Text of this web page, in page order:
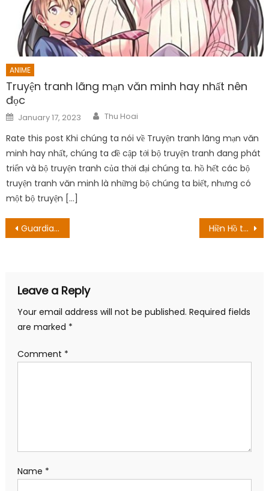
ANIME
Truyện tranh lãng mạn văn minh hay nhất nên
đọc
Posted
on
January 17, 2023 Author
Thu Hoai
Rate this post Khi chúng ta nói về Truyện tranh lãng mạn văn
minh hay nhất, chúng ta đề cập tới bộ truyện tranh đang phát
triển và bộ truyện tranh của thời đại chúng ta. hồ hết các bộ
truyện tranh văn minh là những bộ chúng ta biết, nhưng có
một bộ truyện […]
Post
Guardians Of The Galaxy Holiday Special (2022): Ngày sinh sản & Điều gì sẽ xảy ra? Hiền Hồ tái xuất nhạc Việt sau xì-căng-đan anh em nương tựa
Leave a Reply
Your email address will not be published. Required fields
are marked *
Comment *
Name *